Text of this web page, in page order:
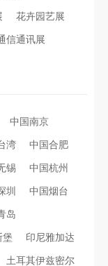
花卉园艺展
信通讯展
中国南京
湾 中国合肥
锡 中国杭州
圳 中国烟台
岛
堡 印尼雅加达
土耳其伊兹密尔